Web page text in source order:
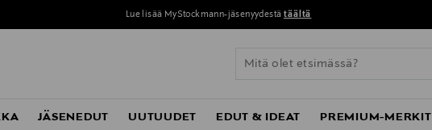
Lue lisää MyStockmann-jäsenyydestä täältä
JÄSENEDUT UUTUUDET EDUT & IDEAT PREMIUM-MERKIT